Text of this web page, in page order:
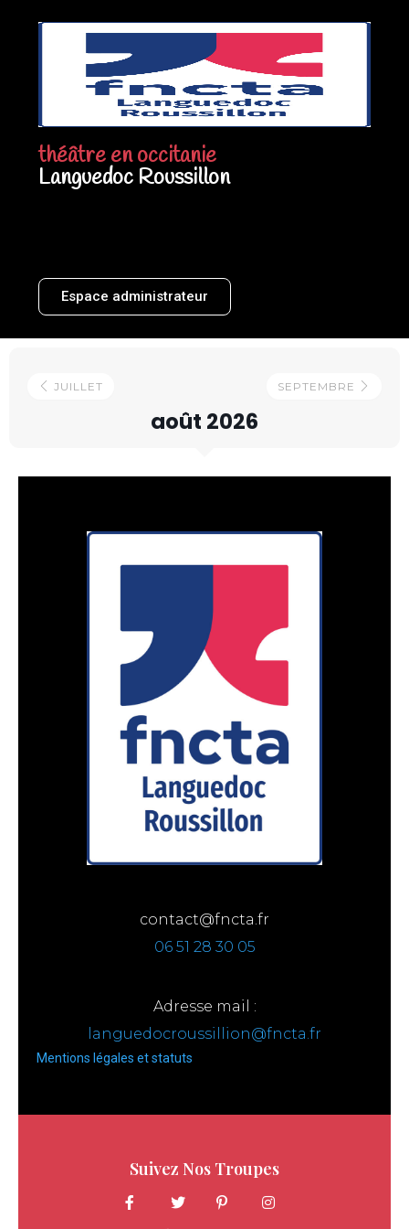
théâtre en occitanie
Languedoc Roussillon
Espace administrateur
JUILLET
août 2026
SEPTEMBRE
contact@fncta.fr
06 51 28 30 05
Adresse mail :
languedocroussillion@fncta.fr
Mentions légales et statuts
Suivez Nos Troupes